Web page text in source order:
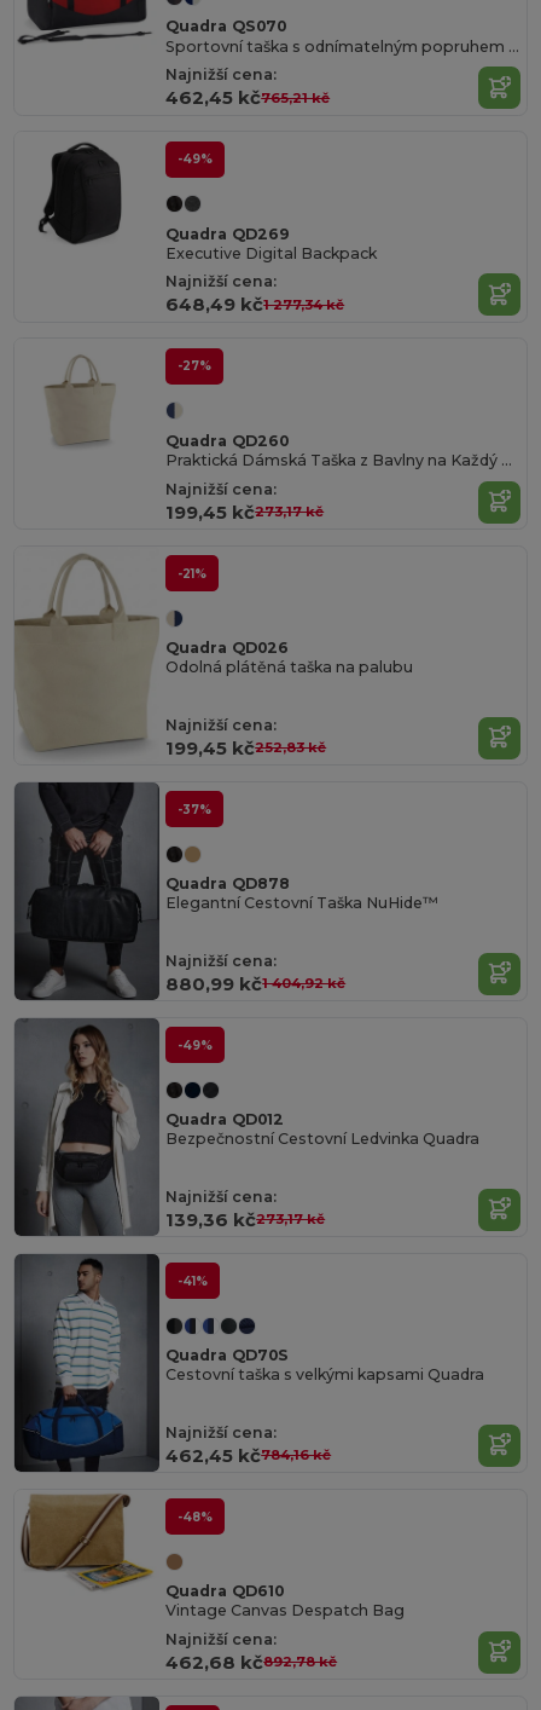
Quadra QS070
Sportovní taška s odnímatelným popruhem a kapsami
Najnižší cena:
462,45 kč765,21 kč
-49%
Quadra QD269
Executive Digital Backpack
Najnižší cena:
648,49 kč1 277,34 kč
-27%
Quadra QD260
Praktická Dámská Taška z Bavlny na Každý Den
Najnižší cena:
199,45 kč273,17 kč
-21%
Quadra QD026
Odolná plátěná taška na palubu
Najnižší cena:
199,45 kč252,83 kč
-37%
Quadra QD878
Elegantní Cestovní Taška NuHide™
Najnižší cena:
880,99 kč1 404,92 kč
-49%
Quadra QD012
Bezpečnostní Cestovní Ledvinka Quadra
Najnižší cena:
139,36 kč273,17 kč
-41%
Quadra QD70S
Cestovní taška s velkými kapsami Quadra
Najnižší cena:
462,45 kč784,16 kč
-48%
Quadra QD610
Vintage Canvas Despatch Bag
Najnižší cena:
462,68 kč892,78 kč